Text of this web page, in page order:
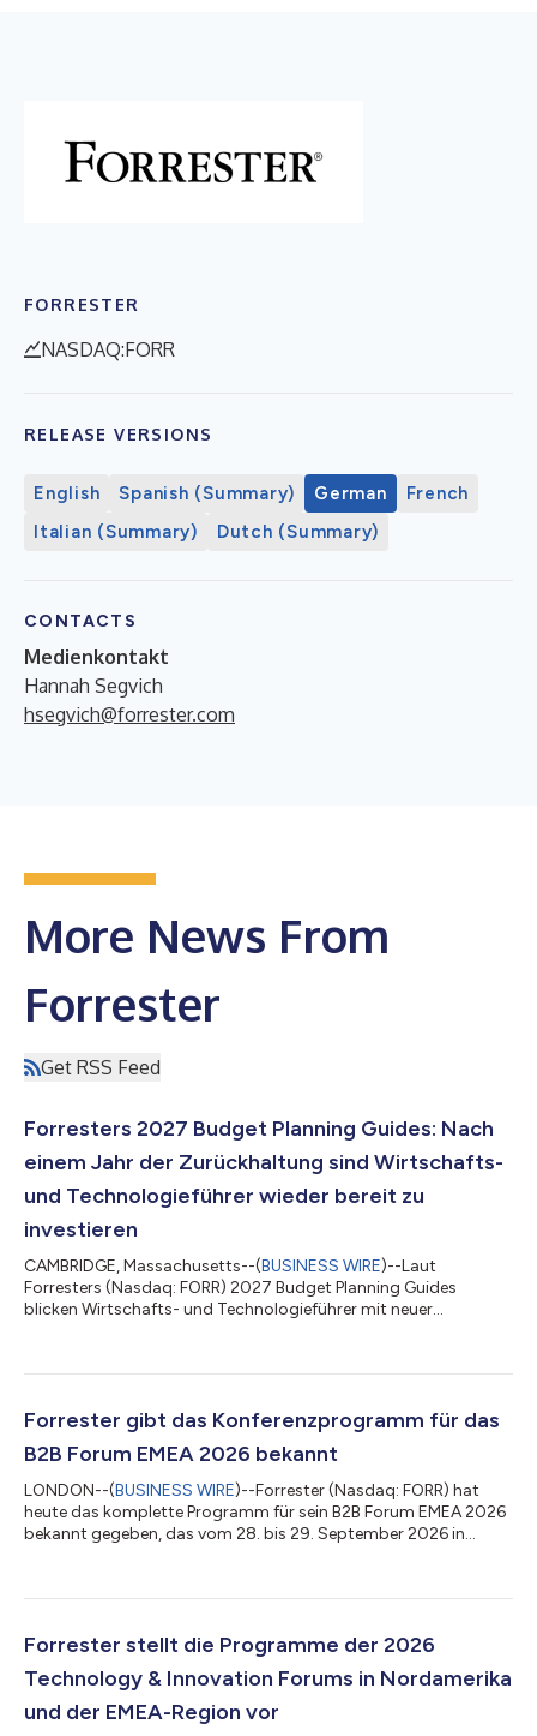
FORRESTER
NASDAQ:FORR
RELEASE VERSIONS
English Spanish (Summary) German
French
Italian (Summary)
Dutch (Summary)
CONTACTS
Medienkontakt
Hannah Segvich
hsegvich@forrester.com
More News From
Forrester
Get RSS Feed
Forresters 2027 Budget Planning Guides: Nach
einem Jahr der Zurückhaltung sind Wirtschafts-
und Technologieführer wieder bereit zu
investieren
CAMBRIDGE, Massachusetts--(BUSINESS WIRE)--Laut
Forresters (Nasdaq: FORR) 2027 Budget Planning Guides
blicken Wirtschafts- und Technologieführer mit neuer
einem Jahr, in dem sie eher zurückhaltend Ausgaben getätigt
nächsten 12 Monaten mit einer Erhöhung ihrer Budgets, und ein
Viertel erwartet sogar einen Anstieg von 10 % oder...
Forrester gibt das Konferenzprogramm für das
B2B Forum EMEA 2026 bekannt
LONDON--(BUSINESS WIRE)--Forrester (Nasdaq: FORR) hat
heute das komplette Programm für sein B2B Forum EMEA 2026
bekannt gegeben, das vom 28. bis 29. September 2026 in
Führungskräfte aus den Bereichen Marketing, Vertrieb,
zusammenbringen, um das Scheitern traditioneller Go-to-
Market-Modelle (GTM) zu erörtern. Laut Forrester nutzen
mittlerweile etwa ne...
Forrester stellt die Programme der 2026
Technology & Innovation Forums in Nordamerika
und der EMEA-Region vor